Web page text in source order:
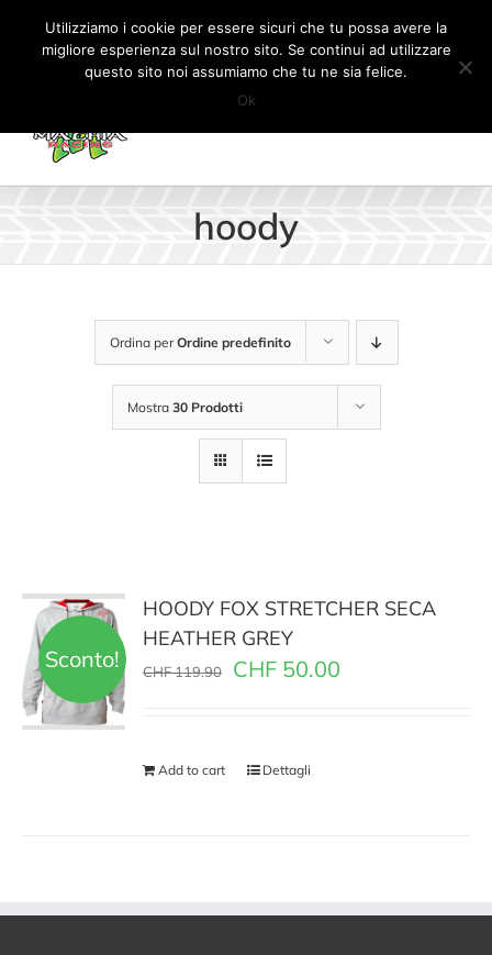
Salta
contenuto
Il mio account CARRELLO
hoody
Ordina perOrdine predefinito
Mostra 30 Prodotti
Sconto!
HOODY FOX STRETCHER SECA
HEATHER GREY
CHF119.90 CHF 50.00
Add to cart Dettagli
Utilizziamo i cookie per essere sicuri che tu possa avere la
migliore esperienza sul nostro sito. Se continui ad utilizzare
questo sito noi assumiamo che tu ne sia felice.
Ok